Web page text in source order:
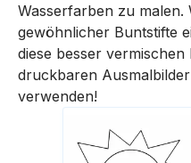
Wasserfarben zu malen.
gewöhnlicher Buntstifte
diese besser vermischen
druckbaren
verwenden!